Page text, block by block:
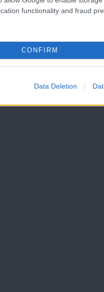
functionality and fraud
CONFIRM
Data Deletion